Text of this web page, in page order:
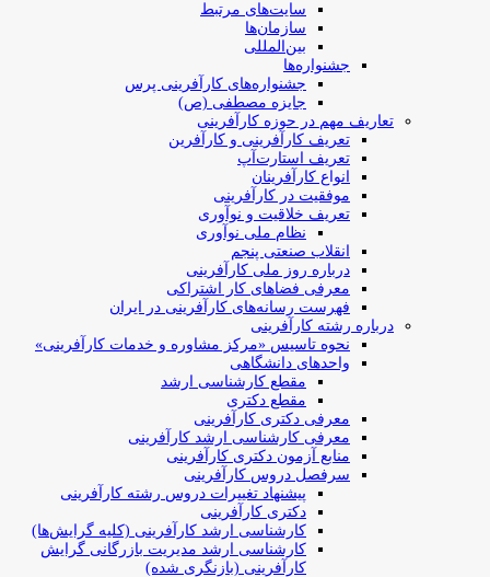
سایت‌های مرتبط
سازمان‌ها
بین‌المللی
جشنواره‌ها
جشنواره‌های کارآفرینی‌ پرس
جایزه مصطفی (ص)
تعاریف مهم در حوزه کارآفرینی
تعریف کارآفرینی و کارآفرین
تعریف استارت‌آپ
انواع کارآفرینان
موفقیت در کارآفرینی
تعریف خلاقیت و نوآوری
نظام ملی نوآوری
انقلاب صنعتی پنجم
درباره روز ملی کارآفرینی
معرفی فضاهای کار اشتراکی
فهرست رسانه‌های کارآفرینی در ایران
درباره رشته کارآفرینی
نحوه تاسیس «مرکز مشاوره و خدمات کارآفرینی»
واحدهای دانشگاهی
مقطع کارشناسی ارشد
مقطع دکتری
معرفی دکتری کارآفرینی
معرفی کارشناسی ارشد کارآفرینی
منابع آزمون دکتری کارآفرینی
سرفصل دروس کارآفرینی
پیشنهاد تغییرات دروس رشته کارآفرینی
دکتری کارآفرینی
کارشناسی ارشد کارآفرینی (کلیه گرایش‌ها)
کارشناسی ارشد مدیریت بازرگانی گرایش
کارآفرینی (بازنگری شده)